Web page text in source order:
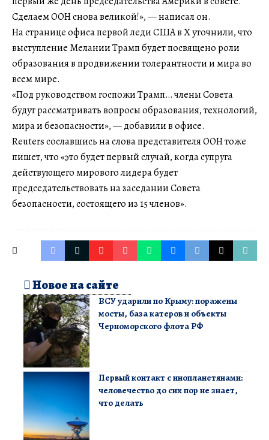
Сделаем ООН снова великой!», — написал он.
На странице офиса первой леди США в Х уточнили, что
выступление Мелании Трамп будет посвящено роли
образования в продвижении толерантности и мира во
всем мире.
«Под руководством госпожи Трамп… члены Совета
будут рассматривать вопросы образования, технологий,
мира и безопасности», — добавили в офисе.
Reuters сославшись на слова представителя ООН тоже
пишет, что «это будет первый случай, когда супруга
действующего мирового лидера будет
председательствовать на заседании Совета
безопасности, состоящего из 15 членов».
Новое на сайте
ВСУ ударили по Крыму: поражены
мосты, база катеров и объекты
Черноморского флота РФ
Первый контакт с инопланетянами:
человечество до сих пор не знает,
что делать